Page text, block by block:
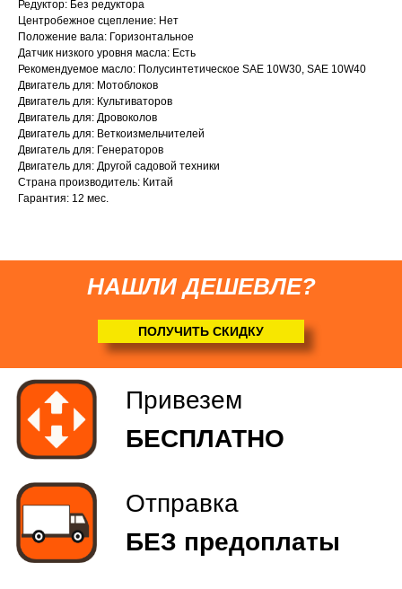
Редуктор: Без редуктора
Центробежное сцепление: Нет
Положение вала: Горизонтальное
Датчик низкого уровня масла: Есть
Рекомендуемое масло: Полусинтетическое SAE 10W30, SAE 10W40
Двигатель для: Мотоблоков
Двигатель для: Культиваторов
Двигатель для: Дровоколов
Двигатель для: Веткоизмельчителей
Двигатель для: Генераторов
Двигатель для: Другой садовой техники
Страна производитель: Китай
Гарантия: 12 мес.
НАШЛИ ДЕШЕВЛЕ?
ПОЛУЧИТЬ СКИДКУ
Отправка
БЕЗ предоплаты
БЕСПЛАТНО
Соберем мотоблок
(по желанию